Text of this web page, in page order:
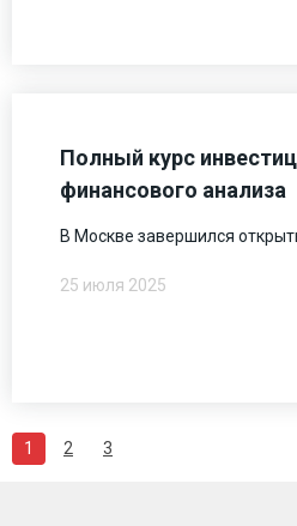
Полный курс
финансового анализа
В Москве завершился
25 июля 2025
1 2 3